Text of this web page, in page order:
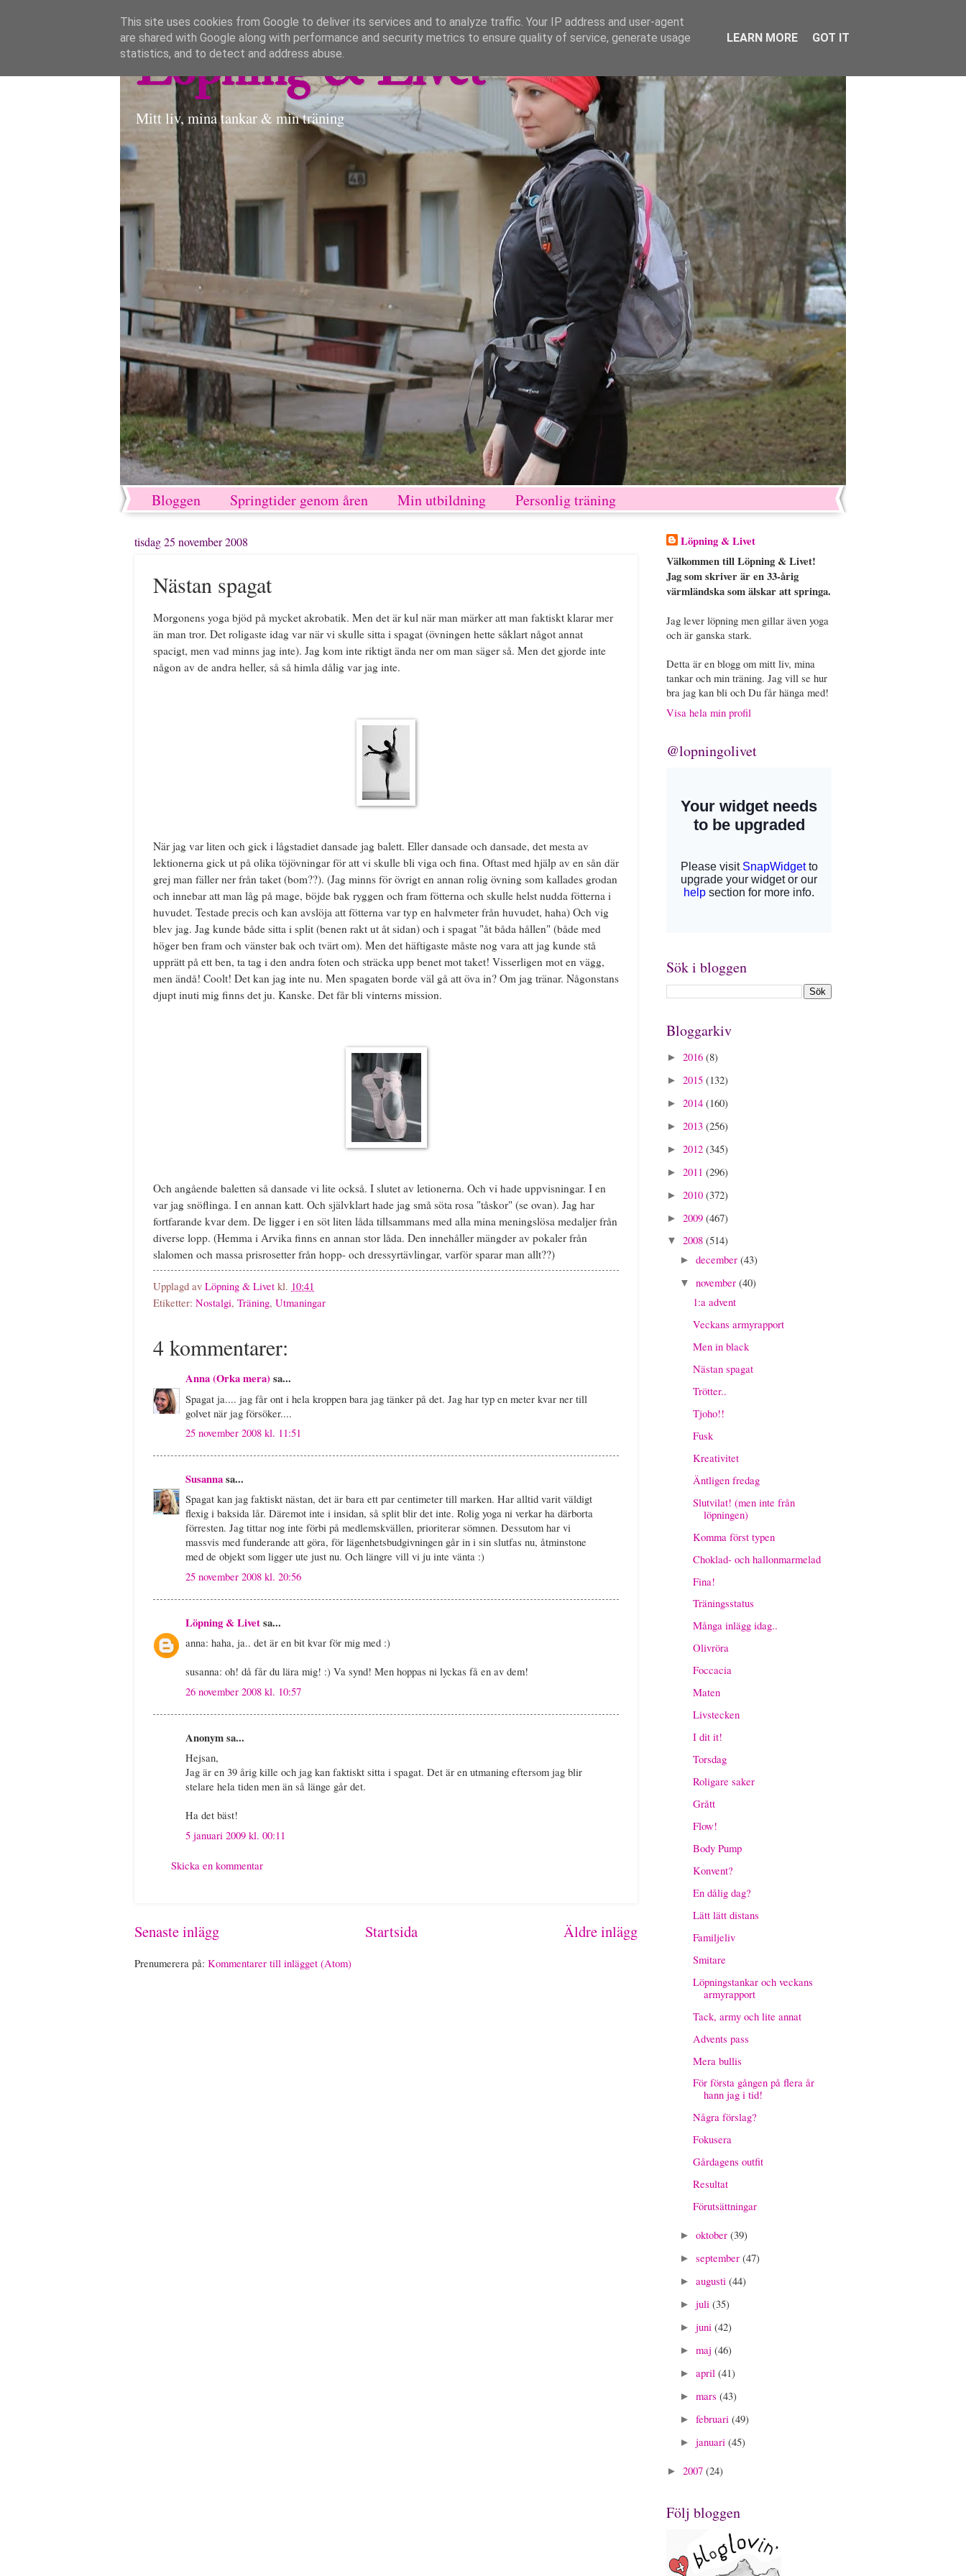
Löpning & Livet
Mitt liv, mina tankar & min träning
Bloggen Springtider genom åren Min utbildning Personlig träning
tisdag 25 november 2008
Nästan spagat
Morgonens yoga bjöd på mycket akrobatik. Men det är kul när man märker att man faktiskt klarar mer
än man tror. Det roligaste idag var när vi skulle sitta i spagat (övningen hette såklart något annat
spacigt, men vad minns jag inte). Jag kom inte riktigt ända ner om man säger så. Men det gjorde inte
någon av de andra heller, så så himla dålig var jag inte.
När jag var liten och gick i lågstadiet dansade jag balett. Eller dansade och dansade, det mesta av
lektionerna gick ut på olika töjövningar för att vi skulle bli viga och fina. Oftast med hjälp av en sån där
grej man fäller ner från taket (bom??). (Jag minns för övrigt en annan rolig övning som kallades grodan
och innebar att man låg på mage, böjde bak ryggen och fram fötterna och skulle helst nudda fötterna i
huvudet. Testade precis och kan avslöja att fötterna var typ en halvmeter från huvudet, haha) Och vig
blev jag. Jag kunde både sitta i split (benen rakt ut åt sidan) och i spagat "åt båda hållen" (både med
höger ben fram och vänster bak och tvärt om). Men det häftigaste måste nog vara att jag kunde stå
upprätt på ett ben, ta tag i den andra foten och sträcka upp benet mot taket! Visserligen mot en vägg,
men ändå! Coolt! Det kan jag inte nu. Men spagaten borde väl gå att öva in? Om jag tränar. Någonstans
djupt inuti mig finns det ju. Kanske. Det får bli vinterns mission.
Och angående baletten så dansade vi lite också. I slutet av letionerna. Och vi hade uppvisningar. I en
var jag snöflinga. I en annan katt. Och självklart hade jag små söta rosa "tåskor" (se ovan). Jag har
fortfarande kvar dem. De ligger i en söt liten låda tillsammans med alla mina meningslösa medaljer från
diverse lopp. (Hemma i Arvika finns en annan stor låda. Den innehåller mängder av pokaler från
slalomen och massa prisrosetter från hopp- och dressyrtävlingar, varför sparar man allt??)
Upplagd av Löpning & Livet kl. 10:41
Etiketter: Nostalgi, Träning, Utmaningar
4 kommentarer:
Anna (Orka mera)sa...
Spagat ja.... jag får ont i hela kroppen bara jag tänker på det. Jag har typ en meter kvar ner till
golvet när jag försöker....
25 november 2008 kl. 11:51
Susannasa...
Spagat kan jag faktiskt nästan, det är bara ett par centimeter till marken. Har alltid varit väldigt
flexig i baksida lår. Däremot inte i insidan, så split blir det inte. Rolig yoga ni verkar ha därborta
förresten. Jag tittar nog inte förbi på medlemskvällen, prioriterar sömnen. Dessutom har vi
massvis med funderande att göra, för lägenhetsbudgivningen går in i sin slutfas nu, åtminstone
med de objekt som ligger ute just nu. Och längre vill vi ju inte vänta :)
25 november 2008 kl. 20:56
Löpning & Livetsa...
anna: haha, ja.. det är en bit kvar för mig med :)
susanna: oh! då får du lära mig! :) Va synd! Men hoppas ni lyckas få en av dem!
26 november 2008 kl. 10:57
Anonym sa...
Hejsan,
Jag är en 39 årig kille och jag kan faktiskt sitta i spagat. Det är en utmaning eftersom jag blir
stelare hela tiden men än så länge går det.
Ha det bäst!
5 januari 2009 kl. 00:11
Skicka en kommentar
Senaste inlägg Äldre inlägg
Startsida
Prenumerera på: Kommentarer till inlägget (Atom)
Löpning & Livet
Välkommen till Löpning & Livet!
Jag som skriver är en 33-årig
värmländska som älskar att springa.
Jag lever löpning men gillar även yoga
och är ganska stark.
Detta är en blogg om mitt liv, mina
tankar och min träning. Jag vill se hur
bra jag kan bli och Du får hänga med!
Visa hela min profil
@lopningolivet
Sök i bloggen
Bloggarkiv
► 2016 (8)
► 2015 (132)
► 2014 (160)
► 2013 (256)
► 2012 (345)
► 2011 (296)
► 2010 (372)
► 2009 (467)
▼ 2008 (514)
► december (43)
▼ november (40)
1:a advent
Veckans armyrapport
Men in black
Nästan spagat
Trötter..
Tjoho!!
Fusk
Kreativitet
Äntligen fredag
Slutvilat! (men inte från
löpningen)
Komma först typen
Choklad- och hallonmarmelad
Fina!
Träningsstatus
Många inlägg idag..
Olivröra
Foccacia
Maten
Livstecken
I dit it!
Torsdag
Roligare saker
Grått
Flow!
Body Pump
Konvent?
En dålig dag?
Lätt lätt distans
Familjeliv
Smitare
Löpningstankar och veckans
armyrapport
Tack, army och lite annat
Advents pass
Mera bullis
För första gången på flera år
hann jag i tid!
Några förslag?
Fokusera
Gårdagens outfit
Resultat
Förutsättningar
► oktober (39)
► september (47)
► augusti (44)
► juli (35)
► juni (42)
► maj (46)
► april (41)
► mars (43)
► februari (49)
► januari (45)
► 2007 (24)
Följ bloggen
This site uses cookies from Google to deliver its services and to analyze traffic. Your IP address and user-agent
are shared with Google along with performance and security metrics to ensure quality of service, generate usage
statistics, and to detect and address abuse.
LEARN MORE GOT IT